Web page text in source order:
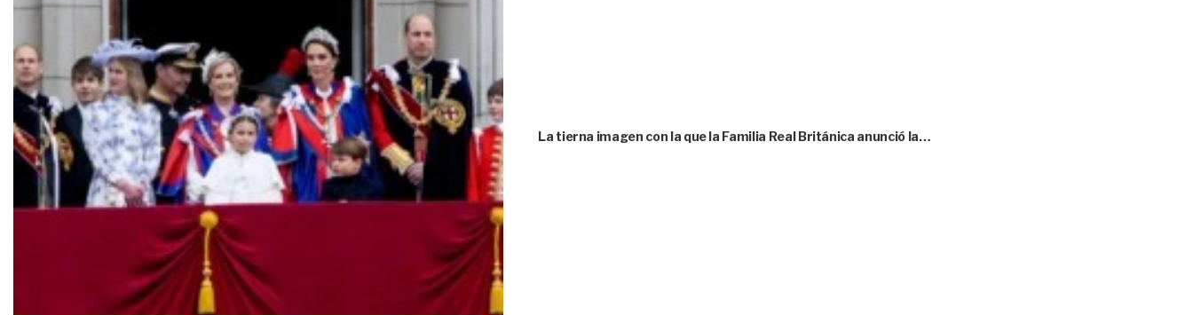
La tierna imagen con la que la Familia Real Británica anunció la…